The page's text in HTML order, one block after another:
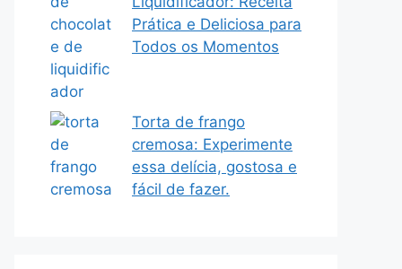
Prática e Deliciosa para
Todos os Momentos
Torta de frango
cremosa: Experimente
essa delícia, gostosa e
fácil de fazer.